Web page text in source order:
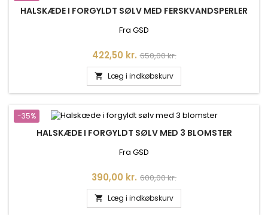
HALSKÆDE I FORGYLDT SØLV MED FERSKVANDSPERLER
Fra GSD
Pris
422,50 kr. Normalpris
650,00 kr.
 Læg i indkøbskurv
-35%
HALSKÆDE I FORGYLDT SØLV MED 3 BLOMSTER
Fra GSD
Pris
390,00 kr. Normalpris
600,00 kr.
 Læg i indkøbskurv